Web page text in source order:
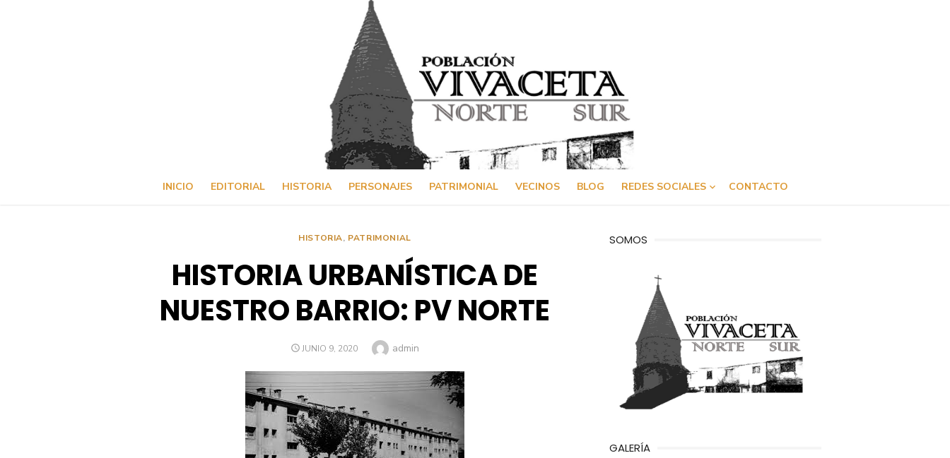
INICIO EDITORIAL HISTORIA PERSONAJES PATRIMONIAL VECINOS BLOG REDES SOCIALES CONTACTO
HISTORIA, PATRIMONIAL
HISTORIA URBANÍSTICA DE
NUESTRO BARRIO: PV NORTE
PUBLICADO
JUNIO 9, 2020 Autor
admin
SOMOS
GALERÍA